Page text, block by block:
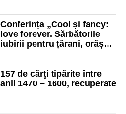
Conferința „Cool și fancy:
love forever. Sărbătorile
iubirii pentru țărani, orășeni
157 de cărţi tipărite între
anii 1470 – 1600, recuperate